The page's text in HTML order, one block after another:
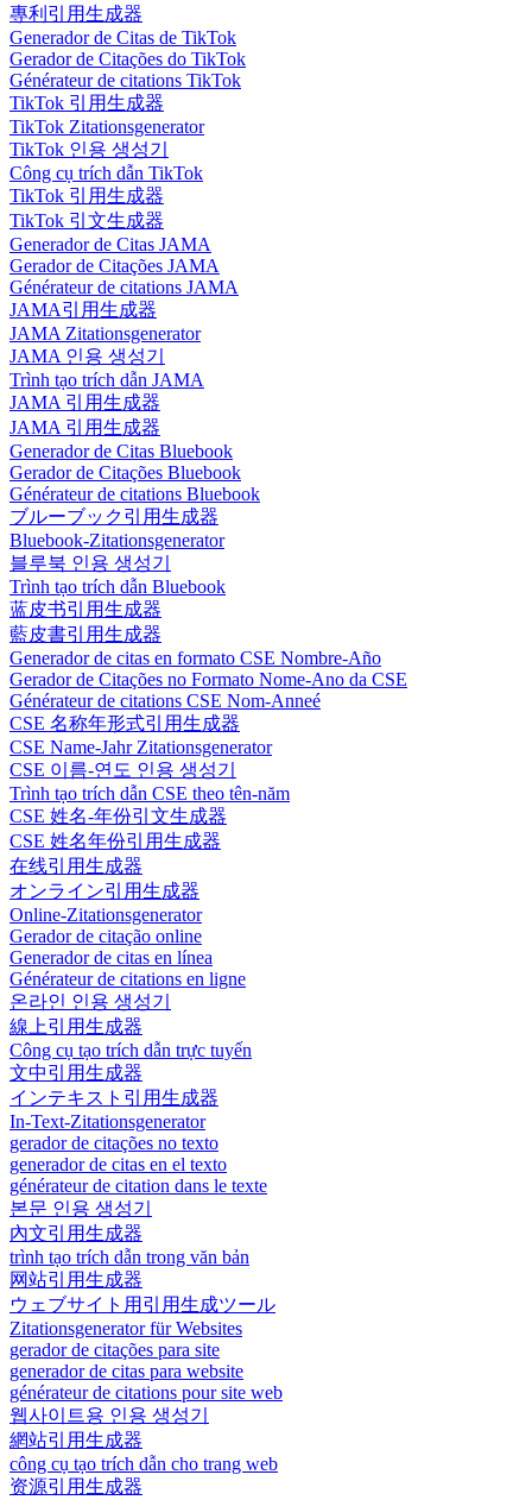
專利引用生成器
Generador de Citas de TikTok
Gerador de Citações do TikTok
Générateur de citations TikTok
TikTok 引用生成器
TikTok Zitationsgenerator
TikTok 인용 생성기
Công cụ trích dẫn TikTok
TikTok 引用生成器
TikTok 引文生成器
Generador de Citas JAMA
Gerador de Citações JAMA
Générateur de citations JAMA
JAMA引用生成器
JAMA Zitationsgenerator
JAMA 인용 생성기
Trình tạo trích dẫn JAMA
JAMA 引用生成器
JAMA 引用生成器
Generador de Citas Bluebook
Gerador de Citações Bluebook
Générateur de citations Bluebook
ブルーブック引用生成器
Bluebook-Zitationsgenerator
블루북 인용 생성기
Trình tạo trích dẫn Bluebook
蓝皮书引用生成器
藍皮書引用生成器
Generador de citas en formato CSE Nombre-Año
Gerador de Citações no Formato Nome-Ano da CSE
Générateur de citations CSE Nom-Anneé
CSE 名称年形式引用生成器
CSE Name-Jahr Zitationsgenerator
CSE 이름-연도 인용 생성기
Trình tạo trích dẫn CSE theo tên-năm
CSE 姓名-年份引文生成器
CSE 姓名年份引用生成器
在线引用生成器
オンライン引用生成器
Online-Zitationsgenerator
Gerador de citação online
Generador de citas en línea
Générateur de citations en ligne
온라인 인용 생성기
線上引用生成器
Công cụ tạo trích dẫn trực tuyến
文中引用生成器
インテキスト引用生成器
In-Text-Zitationsgenerator
gerador de citações no texto
generador de citas en el texto
générateur de citation dans le texte
본문 인용 생성기
內文引用生成器
trình tạo trích dẫn trong văn bản
网站引用生成器
ウェブサイト用引用生成ツール
Zitationsgenerator für Websites
gerador de citações para site
generador de citas para website
générateur de citations pour site web
웹사이트용 인용 생성기
網站引用生成器
công cụ tạo trích dẫn cho trang web
资源引用生成器